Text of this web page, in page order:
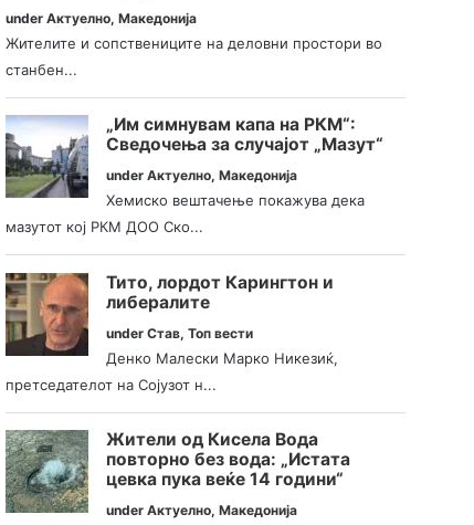
underАктуелно,Македонија
Жителите и сопствениците на деловни простори во
станбен...
„Им симнувам капа на РКМ“:
Сведочења за случајот „Мазут“
underАктуелно,Македонија
Хемиско вештачење покажува дека
мазутот кој РКМ ДОО Ско...
Тито, лордот Карингтон и
либералите
underСтав,Топ вести
Денко Малески Марко Никезиќ,
претседателот на Сојузот н...
Жители од Кисела Вода
повторно без вода: „Истата
цевка пука веќе 14 години“
underАктуелно,Македонија